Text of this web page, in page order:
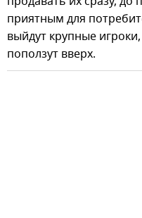
приятным для
выйдут крупные
поползут вверх.